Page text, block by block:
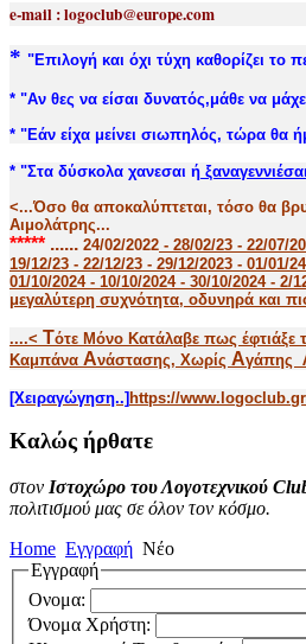
e-mail : logoclub@europe.com
* "Επιλογή και όχι τύχη καθορίζει
* "Αν θες να είσαι δυνατός,μάθε να
* "Εάν είχα μείνει σιωπηλός, τώρα θα
* "Στα δύσκολα χανεσαι ή ξαναγεννιέσαι
<...Όσο θα αποκαλύπτεται, τόσο θα
Αιμολάτρης...
***** ...... 24/02/2022 - 28/02/23 - 22/07/
19/12/23 - 22/12/23 - 29/12/2023 - 01/01/
01/10/2024 - 10/10/2024 - 30/10/2024 -
μεγαλύτερη συχνότητα, οδυνηρά και
....< Τότε Μόνο Κατάλαβε πως έφτιάξε
Καμπάνα Ανάστασης, Χωρίς Αγάπης
[Χειραγώγηση..]https://
Καλώς ήρθατε
στον Ιστοχώρο του Λογοτεχνικού
πολιτισμού μας σε όλον τον κόσμο.
Home Εγγραφή Νέο
Εγγραφή
Ονομα:
Όνομα Χρήστη: